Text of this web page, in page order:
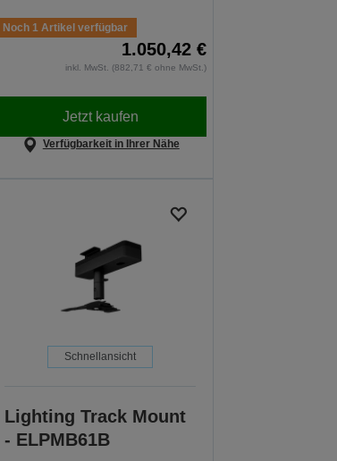
Noch 1 Artikel verfügbar
1.050,42 €
inkl. MwSt. (882,71 € ohne MwSt.)
Jetzt kaufen
Verfügbarkeit in Ihrer Nähe
Schnellansicht
Lighting Track Mount
- ELPMB61B